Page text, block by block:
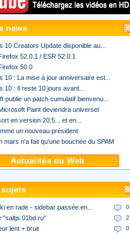
news
10 Creators Update disponible au...
52.0.1 / ESR 52.0.1
50.0
10 : La mise à jour anniversaire est...
10 : Il reste 10 jours avant...
publie un patch cumulatif bienvenu...
Paint deviendra universel
en version 20.5... et en...
un nouveau président
mars n'a fait qu'une bouchée du SPAM
Actualités du Web
sujets
0
en rade - sidebar passée en...
2
"saltjs.01bd.ru"
0
lent + bruit